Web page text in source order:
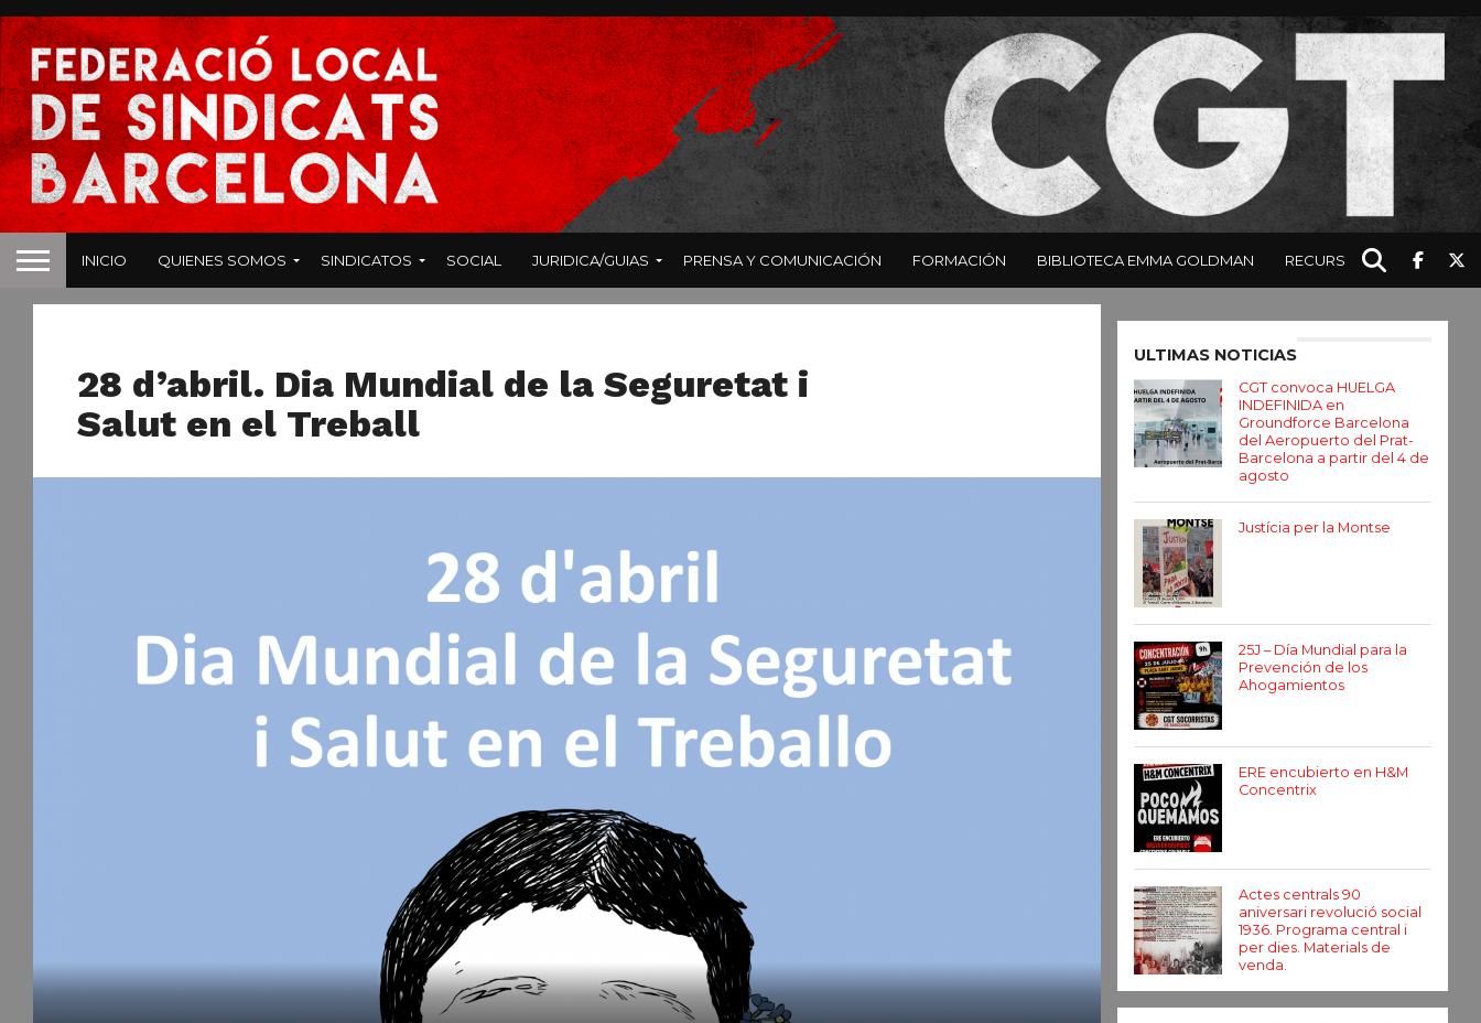
INICIO QUIENES SOMOS SINDICATOS SOCIAL JURIDICA/GUIAS PRENSA Y COMUNICACIÓN FORMACIÓN BIBLIOTECA EMMA GOLDMAN RECURSOS
28 d’abril. Dia Mundial de la Seguretat i
Salut en el Treball
ULTIMAS NOTICIAS
CGT convoca HUELGA
INDEFINIDA en
Groundforce Barcelona
del Aeropuerto del Prat-
Barcelona a partir del 4 de
agosto
Justícia per la Montse
25J – Día Mundial para la
Prevención de los
Ahogamientos
ERE encubierto en H&M
Concentrix
Actes centrals 90
aniversari revolució social
1936. Programa central i
per dies. Materials de
venda.